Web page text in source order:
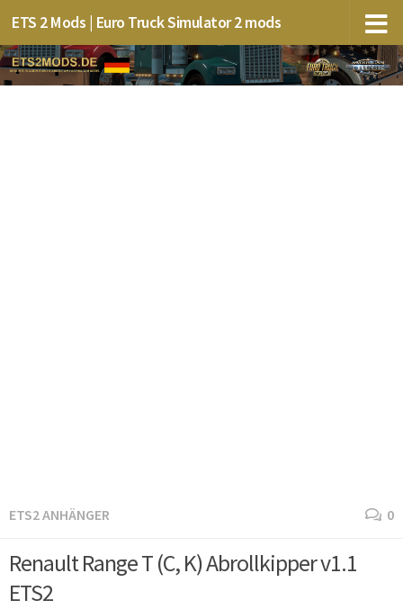
ETS 2 Mods | Euro Truck Simulator 2 mods
ETS2 ANHÄNGER 0
Renault Range T (C, K) Abrollkipper v1.1
ETS2